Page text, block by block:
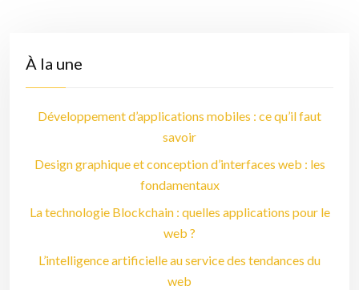
À la une
Développement d’applications mobiles : ce qu’il faut
savoir
Design graphique et conception d’interfaces web : les
fondamentaux
La technologie Blockchain : quelles applications pour le
web ?
L’intelligence artificielle au service des tendances du
web